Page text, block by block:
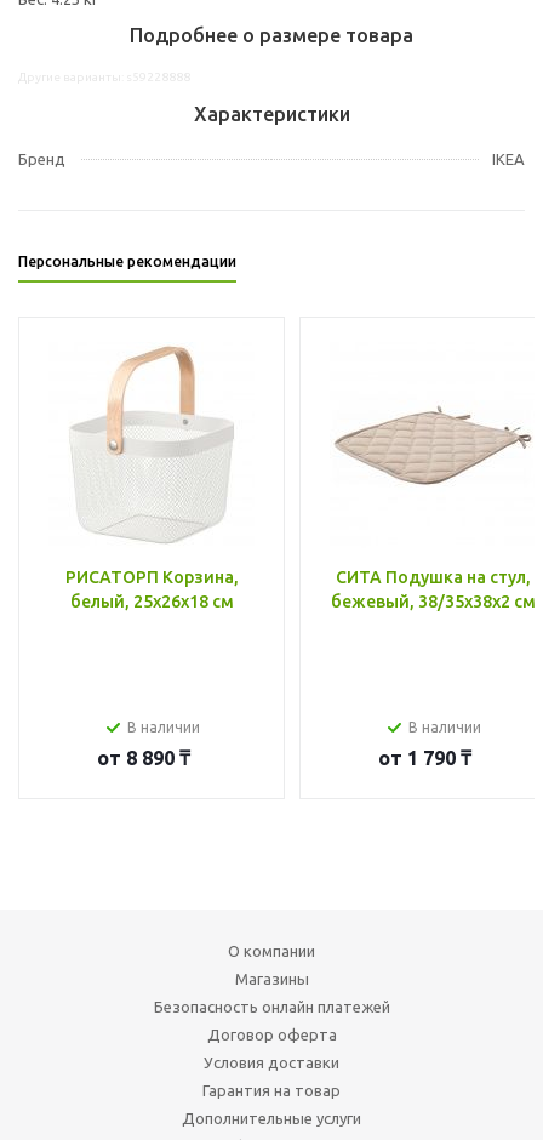
Подробнее о размере товара
Характеристики
Бренд IKEA
Персональные рекомендации
РИСАТОРП Корзина,
белый, 25x26x18 см
В наличии
от 8 890 ₸
СИТА Подушка на стул,
бежевый, 38/35x38x2 см
В наличии
от 1 790 ₸
О компании
Магазины
Безопасность онлайн платежей
Договор оферта
Условия доставки
Гарантия на товар
Дополнительные услуги